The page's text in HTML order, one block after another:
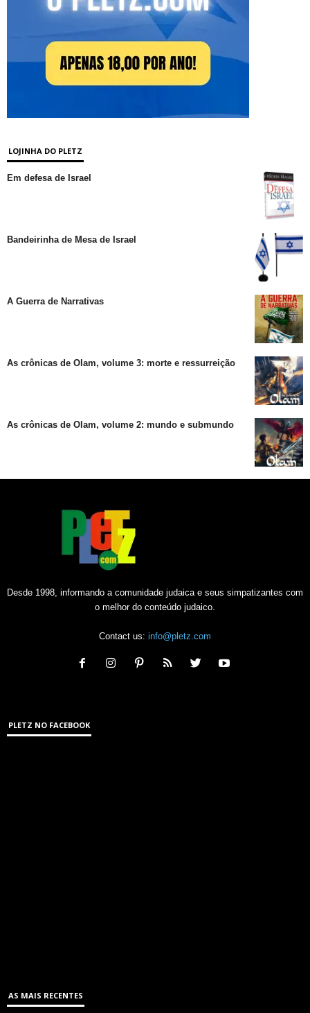
LOJINHA DO PLETZ
Em defesa de Israel
Bandeirinha de Mesa de Israel
A Guerra de Narrativas
As crônicas de Olam, volume 3: morte e ressurreição
As crônicas de Olam, volume 2: mundo e submundo
Desde 1998, informando a comunidade judaica e seus simpatizantes com
o melhor do conteúdo judaico.
Contact us: info@pletz.com
PLETZ NO FACEBOOK
AS MAIS RECENTES